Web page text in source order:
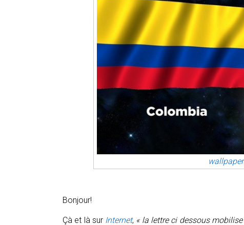
Bonjour!
Çà et là sur Internet, « la lettre ci dessous